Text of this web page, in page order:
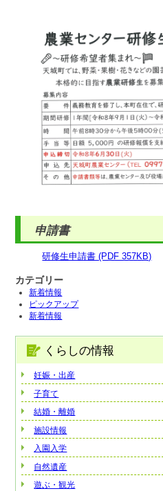
申請書
研修生申請書 (PDF 357KB)
カテゴリー
新着情報
ピックアップ
新着情報
くらしの情報
妊娠・出産
子育て
結婚・離婚
施設情報
入園入学
自然遺産
遊ぶ・観光